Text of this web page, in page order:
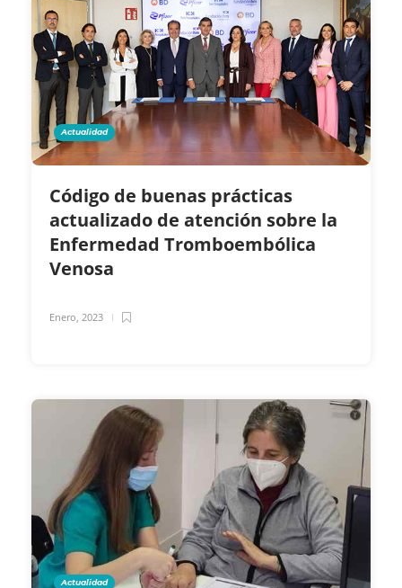
Actualidad
Código de buenas prácticas
actualizado de atención sobre la
Enfermedad Tromboembólica
Venosa
Enero, 2023
Actualidad